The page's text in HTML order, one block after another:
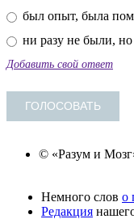
был опыт, была
ни разу не были,
Добавить свой ответ
© «Разум и
Немного слов о
Редакция